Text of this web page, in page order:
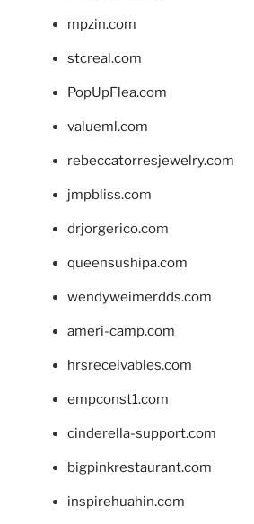
mpzin.com
stcreal.com
PopUpFlea.com
valueml.com
rebeccatorresjewelry.com
jmpbliss.com
drjorgerico.com
queensushipa.com
wendyweimerdds.com
ameri-camp.com
hrsreceivables.com
empconst1.com
cinderella-support.com
bigpinkrestaurant.com
inspirehuahin.com